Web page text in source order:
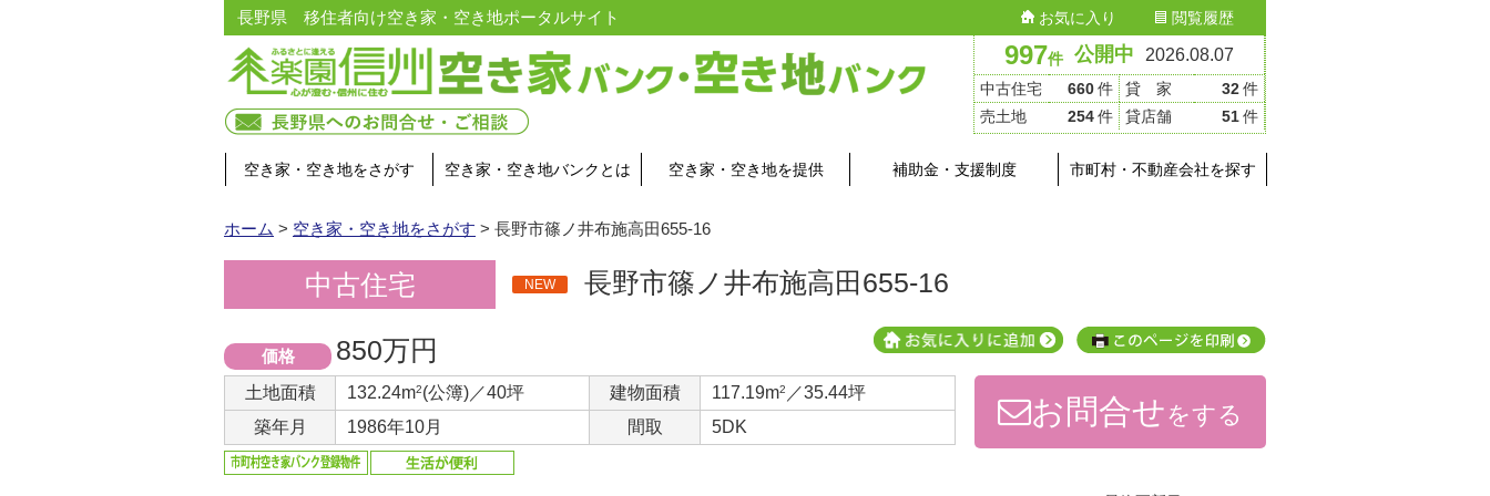
997件 公開中 2026.08.07
中古住宅 660件 貸 家 32件
売土地
254件 貸店舗 51件
長野県 移住者向け空き家・空き地ポータルサイト お気に入り 閲覧履歴
空き家・空き地をさがす 空き家・空き地バンクとは 空き家・空き地を提供 補助金・支援制度 市町村・不動産会社を探す
ホーム > 空き家・空き地をさがす > 長野市篠ノ井布施高田655-16
中古住宅 NEW 長野市篠ノ井布施高田655-16
価格 850万円
土地面積 132.24m2(公簿)／40坪 建物面積 117.19m2 ／35.44坪
築年月
1986年10月 間取 5DK お問合せをする